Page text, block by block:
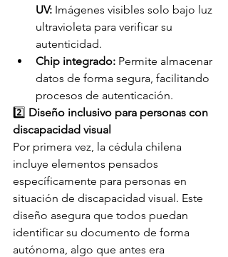
UV: Imágenes visibles solo bajo luz
ultravioleta para verificar su
autenticidad.
Chip integrado: Permite almacenar
datos de forma segura, facilitando
procesos de autenticación.
2️⃣ Diseño inclusivo para personas con
discapacidad visual
Por primera vez, la cédula chilena
incluye elementos pensados
específicamente para personas en
situación de discapacidad visual. Este
diseño asegura que todos puedan
identificar su documento de forma
autónoma, algo que antes era